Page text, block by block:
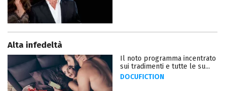
Alta infedeltà
Il noto programma incentrato
sui tradimenti e tutte le su...
DOCUFICTION